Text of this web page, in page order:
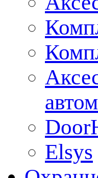
Elsys